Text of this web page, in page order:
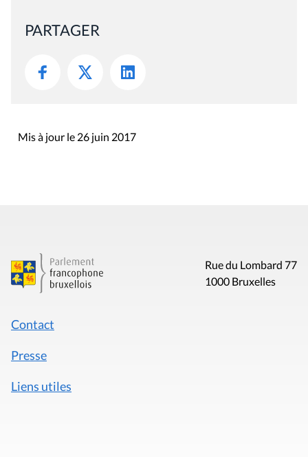
PARTAGER
Mis à jour le 26 juin 2017
Rue du Lombard 77
1000 Bruxelles
Contact
Presse
Liens utiles